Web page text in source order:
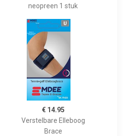
neopreen 1 stuk
€ 14.95
Verstelbare Elleboog
Brace